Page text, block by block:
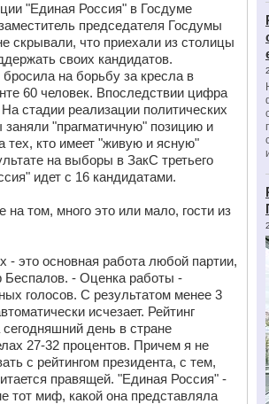
"Единая Россия" в Госдуме
председателя Госдумы
скрывали, что приехали из столицы
своих кандидатов.
на борьбу за кресла в
60 человек. Впоследствии цифра
стадии реализации политических
заняли "прагматичную" позицию и
тех, кто имеет "живую и ясную"
на выборы в ЗакС третьего
идет с 16 кандидатами.
на том, много это или мало, гости из
- это основная работа любой партии,
Беспалов. - Оценка работы -
голосов. С результатом менее 3
исчезает. Рейтинг
день в стране
27-32 процентов. Причем я не
с рейтингом президента, с тем,
правящей. "Единая Россия" -
тот миф, какой она представляла